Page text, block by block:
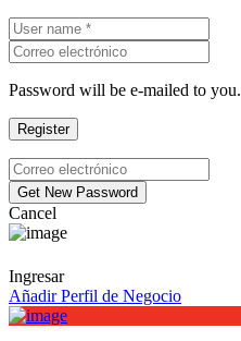
Password will be e-mailed to you.
Cancel
Ingresar
Añadir Perfil de Negocio